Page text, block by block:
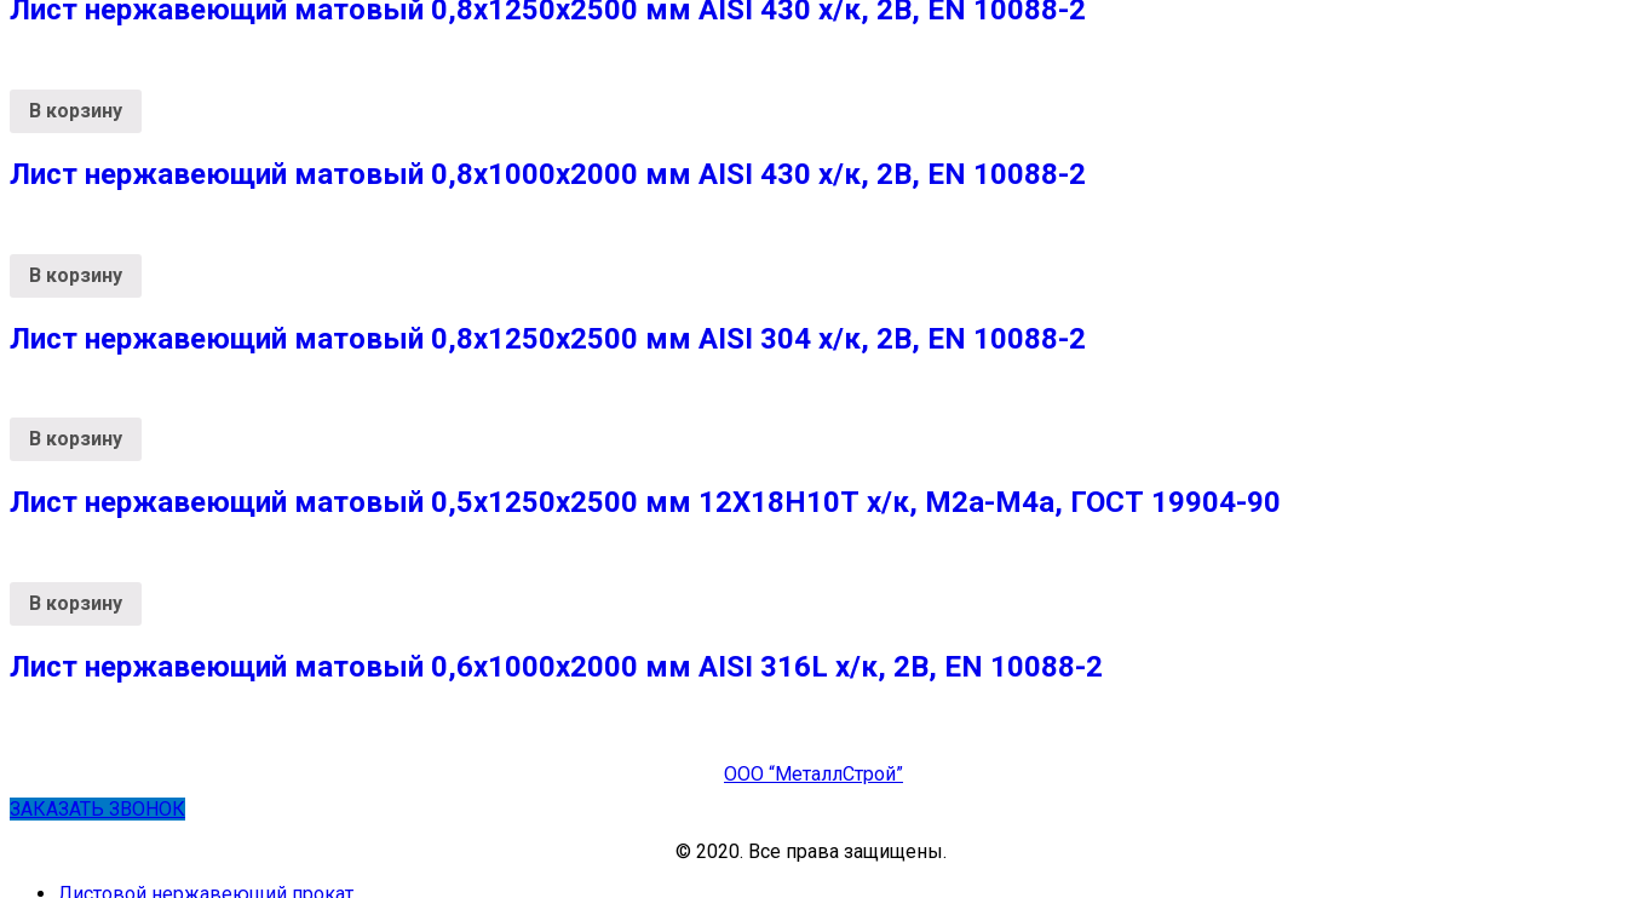
Лист нержавеющий матовый 0,8х1250х2500 мм AISI 430 х/к, 2B, EN 10088-2
В корзину
Лист нержавеющий матовый 0,8х1000х2000 мм AISI 430 х/к, 2B, EN 10088-2
В корзину
Лист нержавеющий матовый 0,8х1250х2500 мм AISI 304 х/к, 2B, EN 10088-2
В корзину
Лист нержавеющий матовый 0,5х1250х2500 мм 12Х18Н10Т х/к, М2а-М4а, ГОСТ 19904-90
В корзину
Лист нержавеющий матовый 0,6х1000х2000 мм AISI 316L х/к, 2B, EN 10088-2
ООО “МеталлСтрой”
ЗАКАЗАТЬ ЗВОНОК
© 2020. Все права защищены.
Листовой нержавеющий прокат